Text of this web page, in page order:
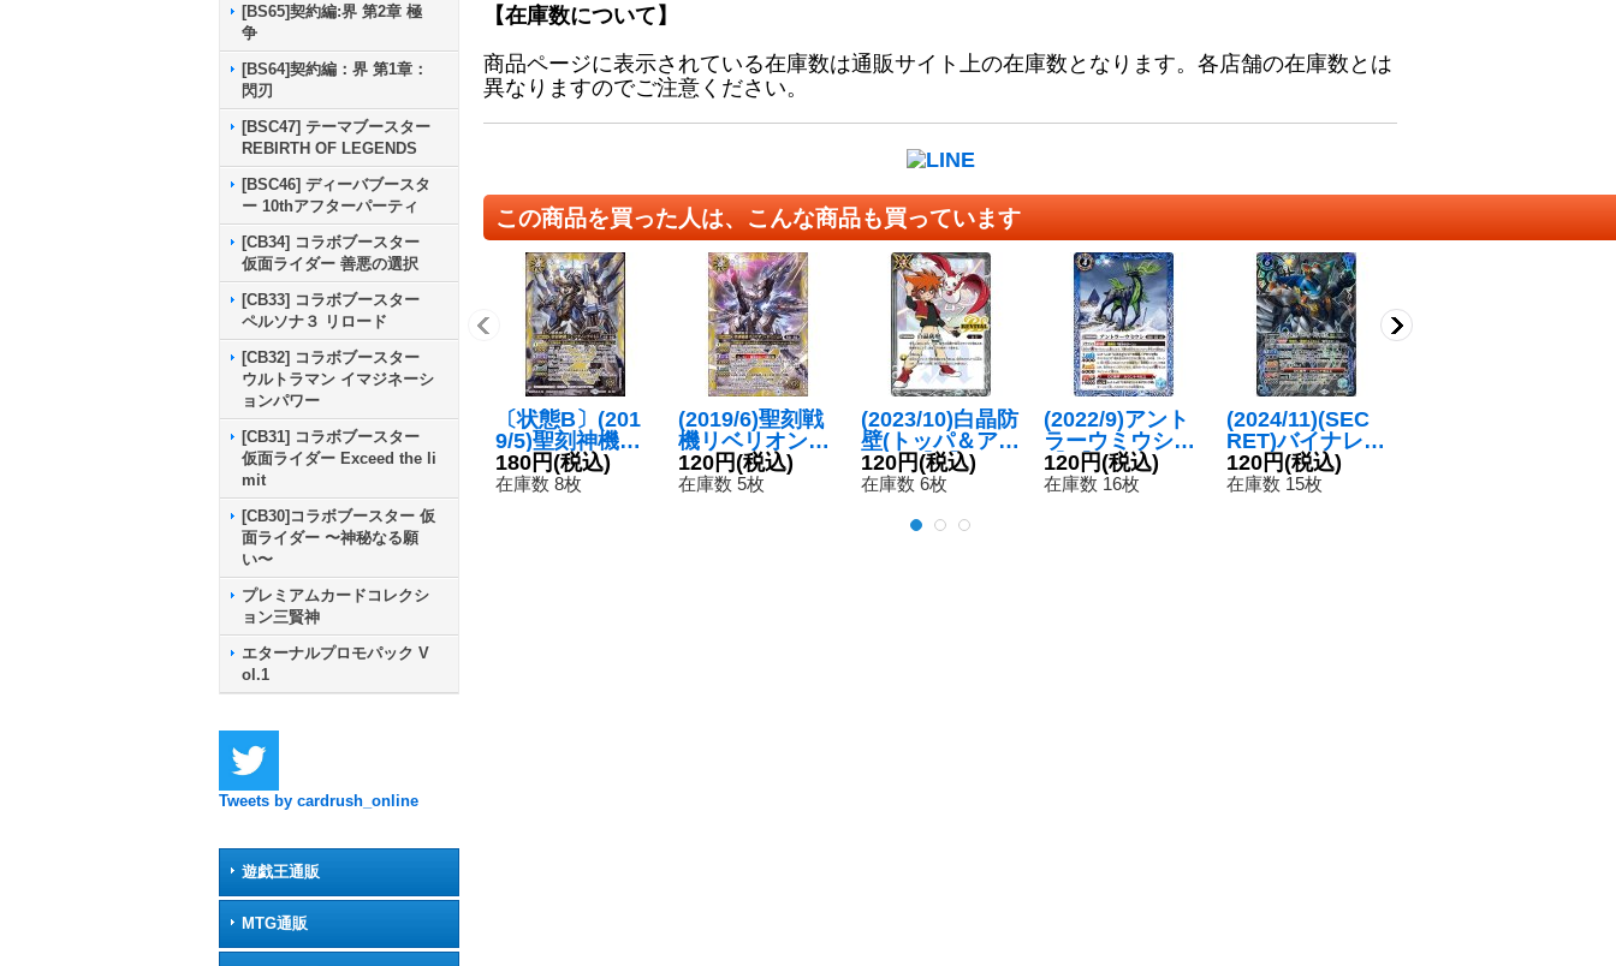
[BS65]契約編:界 第2章 極
争
[BS64]契約編：界 第1章：
閃刃
[BSC47] テーマブースター
REBIRTH OF LEGENDS
[BSC46] ディーバブースタ
ー 10thアフターパーティ
[CB34] コラボブースター
仮面ライダー 善悪の選択
[CB33] コラボブースター
ペルソナ３ リロード
[CB32] コラボブースター
ウルトラマン イマジネーシ
ョンパワー
[CB31] コラボブースター
仮面ライダー Exceed the li
mit
[CB30]コラボブースター 仮
面ライダー 〜神秘なる願
い〜
プレミアムカードコレクシ
ョン三賢神
エターナルプロモパック V
ol.1
Tweets by cardrush_online
遊戯王通販
MTG通販
【在庫数について】
商品ページに表示されている在庫数は通販サイト上の在庫数となります。各店舗の在庫数とは
異なりますのでご注意ください。
この商品を買った人は、こんな商品も買っています
〔状態B〕(201
9/5)聖刻神機ジ
ェフティック＝
トト【X】{BS4
180円(税込)
在庫数 8枚
(2019/6)聖刻戦
機リベリオン・
ネヘジェト
【X】{BS48-X0
120円(税込)
在庫数 5枚
(2023/10)白晶防
壁(トッパ＆アイ
ボウ)【C】{BS
52-RV008}
120円(税込)
在庫数 6枚
(2022/9)アント
ラーウミウシ
【C】{BS60-06
4}《青》
120円(税込)
在庫数 16枚
(2024/11)(SEC
RET)バイナレイ
ター・パワード
シャック【M-S
120円(税込)
在庫数 15枚